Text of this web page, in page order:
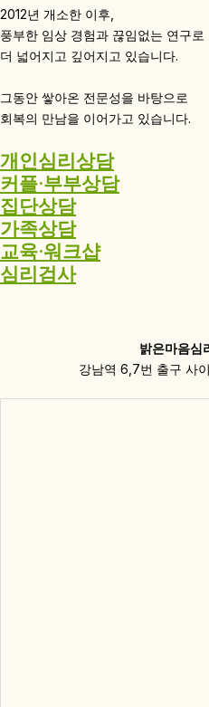
2012년 개소한 이후,
풍부한 임상 경험과 끊임없는 연구로
더 넓어지고 깊어지고 있습니다.
그동안 쌓아온 전문성을 바탕으로
회복의 만남을 이어가고 있습니다.
개인심리상담
커플·부부상담
집단상담
가족상담
교육·워크샵
심리검사
밝은마음심
강남역 6,7번 출구 사